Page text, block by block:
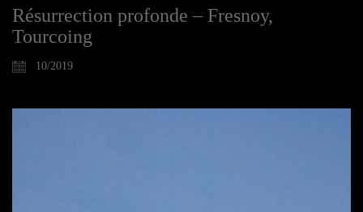
Résurrection profonde – Fresnoy,
Tourcoing
10/2019